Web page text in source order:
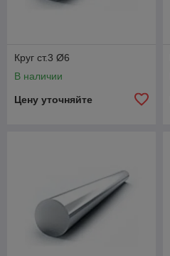
Круг ст.3 Ø6
В наличии
Цену уточняйте